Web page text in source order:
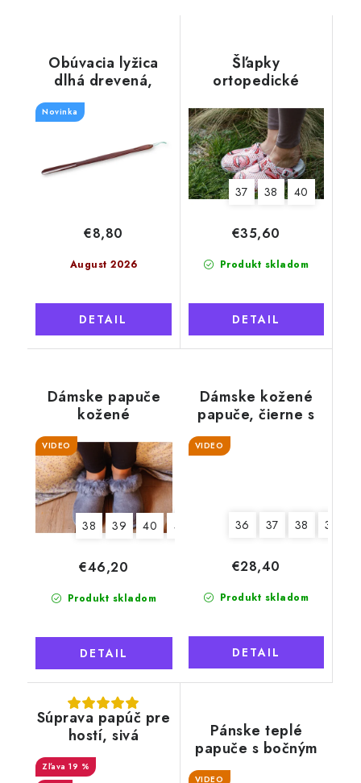
Obúvacia lyžica
dlhá drevená,
farba mahagón, 73
Novinka
August 2026
€8,80
DETAIL
Šľapky
ortopedické
STONES, dámske
37 38 40
Produkt skladom
€35,60
DETAIL
Dámske papuče
kožené
"Exclusive", sivé
VIDEO
38 39 40 41
Produkt skladom
€46,20
DETAIL
Dámske kožené
papuče, čierne s
VIDEO
36 37 38 39
Produkt skladom
€28,40
DETAIL
Súprava papúč pre
hostí, sivá
19 %
Pánske teplé
papuče s bočným
plastovým zipsom,
VIDEO